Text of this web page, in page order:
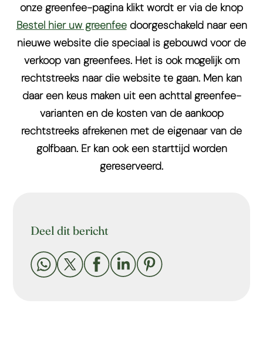
onze greenfee-pagina klikt wordt er via de knop
Bestel hier uw greenfeedoorgeschakeld naar een
nieuwe website die speciaal is gebouwd voor de
verkoop van greenfees. Het is ook mogelijk om
rechtstreeks naar die website te gaan. Men kan
daar een keus maken uit een achttal greenfee-
varianten en de kosten van de aankoop
rechtstreeks afrekenen met de eigenaar van de
golfbaan. Er kan ook een starttijd worden
gereserveerd.
Deel dit bericht
    